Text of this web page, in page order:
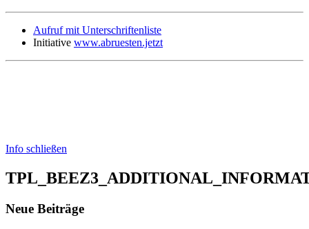
Aufruf mit Unterschriftenliste
Initiative www.abruesten.jetzt
Info schließen
Neue Beiträge